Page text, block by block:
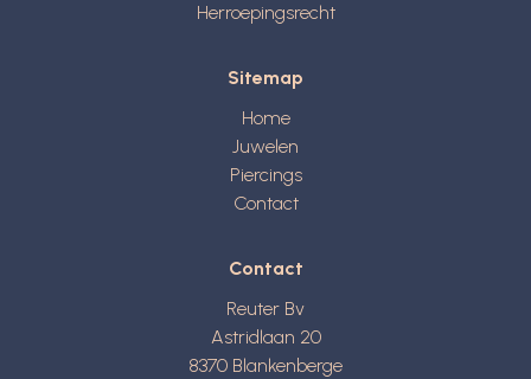
Herroepingsrecht
Sitemap
Home
Juwelen
Piercings
Contact
Contact
Reuter Bv
Astridlaan 20
8370 Blankenberge